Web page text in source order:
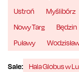
Ustroń
Myślibórz
Nowy Targ
Będzin
Puławy
Sale: Hala Globus w